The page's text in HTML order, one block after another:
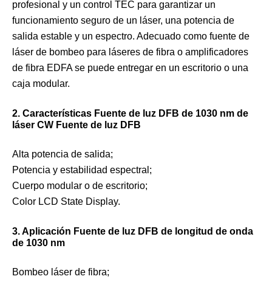
profesional y un control TEC para garantizar un
funcionamiento seguro de un láser, una potencia de
salida estable y un espectro. Adecuado como fuente de
láser de bombeo para láseres de fibra o amplificadores
de fibra EDFA se puede entregar en un escritorio o una
caja modular.
2. Características Fuente de luz DFB de 1030 nm de
láser CW Fuente de luz DFB
Alta potencia de salida;
Potencia y estabilidad espectral;
Cuerpo modular o de escritorio;
Color LCD State Display.
3. Aplicación Fuente de luz DFB de longitud de onda
de 1030 nm
Bombeo láser de fibra;